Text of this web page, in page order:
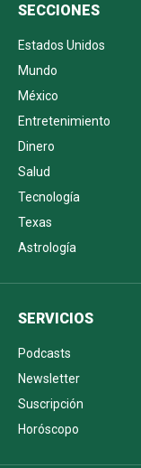
SECCIONES
Estados Unidos
Mundo
México
Entretenimiento
Dinero
Salud
Tecnología
Texas
Astrología
SERVICIOS
Podcasts
Newsletter
Suscripción
Horóscopo